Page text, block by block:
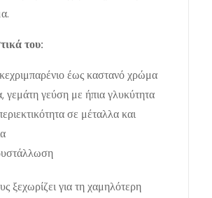
του:
έως καστανό χρώμα
γεύση με ήπια γλυκύτητα
σε μέταλλα και
ξεχωρίζει για τη χαμηλότερη